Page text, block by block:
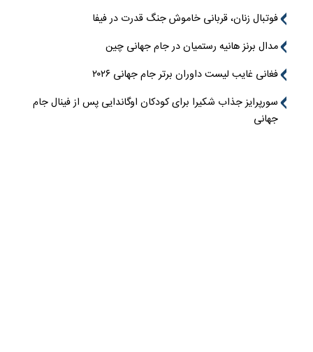
فوتبال زنان، قربانی خاموش جنگ قدرت در فیفا
مدال برنز هانیه رستمیان در جام جهانی چین
فغانی غایب لیست داوران برتر جام جهانی ۲۰۲۶
سورپرایز جذاب شکیرا برای کودکان اوگاندایی پس از فینال جام
جهانی